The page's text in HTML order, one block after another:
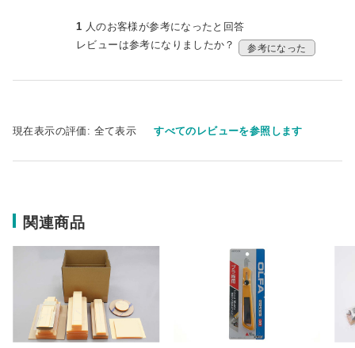
1 人のお客様が参考になったと回答
レビューは参考になりましたか？
参考になった
現在表示の評価: 全て表示 すべてのレビューを参照します
関連商品